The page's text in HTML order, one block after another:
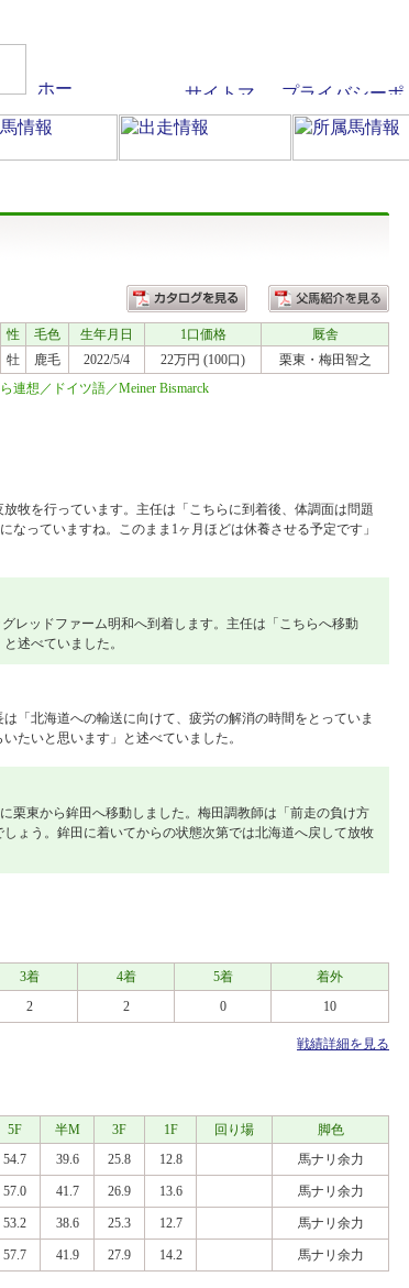
性 毛色 生年月日 1口価格
厩舎
牡 鹿毛 2022/5/4 22万円 (100口) 栗東 ・梅田智之
連想／ドイツ語／Meiner Bismarck
牧を行っています。主任は「こちらに到着後、体調面は問題
っていますね。このまま1ヶ月ほどは休養させる予定です」
レッドファーム明和へ到着します。主任は「こちらへ移動
述べていました。
「北海道への輸送に向けて、疲労の解消の時間をとっていま
たいと思います」と述べていました。
栗東から鉾田へ移動しました。梅田調教師は「前走の負け方
ょう。鉾田に着いてからの状態次第では北海道へ戻して放牧
3着 4着 5着
着外
2 2 0 10
戦績詳細を見る
5F 半M 3F 1F 回り場
脚色
54.7 39.6 25.8 12.8 馬ナリ余力
57.0 41.7 26.9 13.6 馬ナリ余力
53.2 38.6 25.3 12.7 馬ナリ余力
57.7 41.9 27.9 14.2 馬ナリ余力